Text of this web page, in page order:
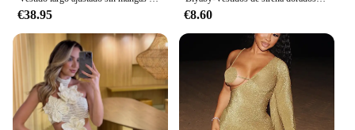
€38.95 €8.60